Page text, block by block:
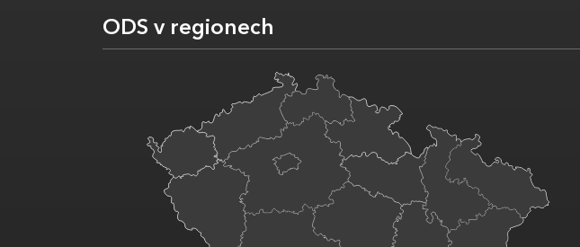
ODS v regionech